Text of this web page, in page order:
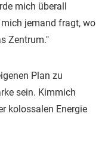
mich überall
jemand fragt, wo
Zentrum."
Plan zu
sein. Kimmich
kolossalen Energie